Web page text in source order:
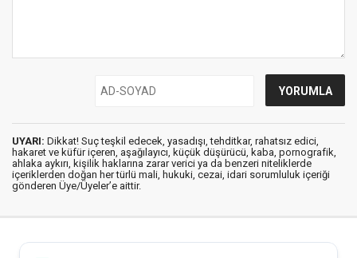
UYARI: Dikkat! Suç teşkil edecek, yasadışı, tehditkar, rahatsız edici,
hakaret ve küfür içeren, aşağılayıcı, küçük düşürücü, kaba, pornografik,
ahlaka aykırı, kişilik haklarına zarar verici ya da benzeri niteliklerde
içeriklerden doğan her türlü mali, hukuki, cezai, idari sorumluluk içeriği
gönderen Üye/Üyeler’e aittir.